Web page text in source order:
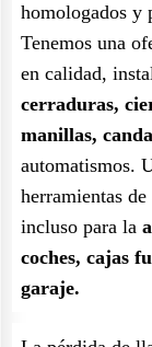
homologados y
Tenemos una
en calidad,
cerraduras,
manillas,
automatismos.
herramientas
incluso para la
coches, cajas
garaje.